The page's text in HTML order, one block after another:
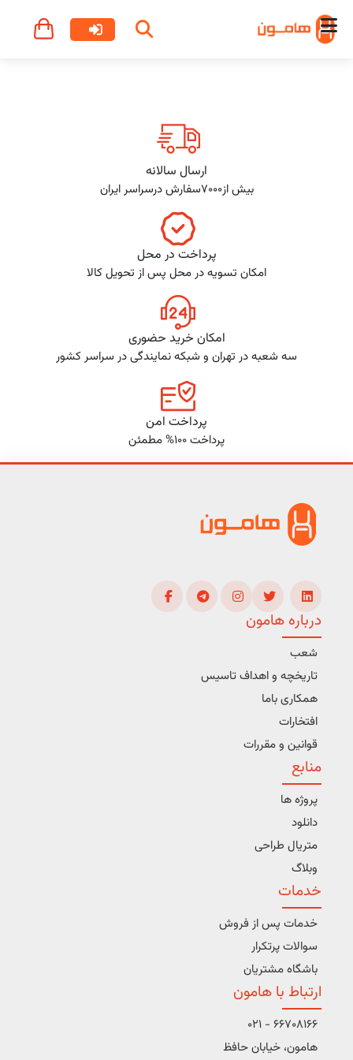
ارسال سالانه
بیش از7000سفارش درسراسر ایران
پرداخت در محل
امکان تسویه در محل پس از تحویل کالا
امکان خرید حضوری
سه شعبه در تهران و شبکه نمایندگی در سراسر کشور
پرداخت امن
پرداخت 100% مطمئن
درباره هامون
شعب
تاریخچه و اهداف تاسیس
همکاری باما
افتخارات
قوانین و مقررات
منابع
پروژه ها
دانلود
متریال طراحی
وبلاگ
خدمات
خدمات پس از فروش
سوالات پرتکرار
باشگاه مشتریان
ارتباط با هامون
66708166 - 021
هامون، خیابان حافظ